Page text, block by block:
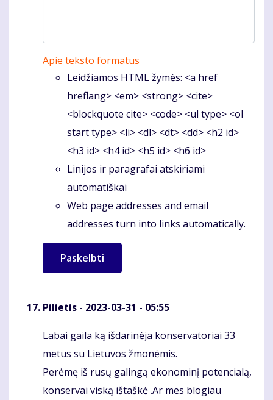
Apie teksto formatus
Leidžiamos HTML žymės: <a href
hreflang> <em> <strong> <cite>
<blockquote cite> <code> <ul type> <ol
start type> <li> <dl> <dt> <dd> <h2 id>
<h3 id> <h4 id> <h5 id> <h6 id>
Linijos ir paragrafai atskiriami
automatiškai
Web page addresses and email
addresses turn into links automatically.
Pilietis - 2023-03-31 - 05:55
Komentaras
Labai gaila ką išdarinėja konservatoriai 33
metus su Lietuvos žmonėmis.
Perėmę iš rusų galingą ekonominį potencialą,
konservai viską ištaškė .Ar mes blogiau